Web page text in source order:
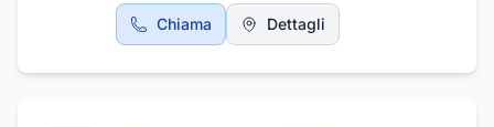
artigianali realizzati con materie prime di alta
qualità, pronti per essere gustati sulla vostra
punto di riferimento nel settore della
Chiama Dettagli